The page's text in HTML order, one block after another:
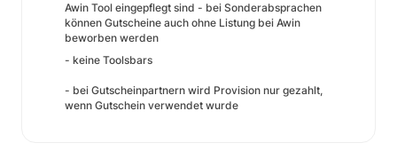
Awin Tool eingepflegt sind - bei Sonderabsprachen
können Gutscheine auch ohne Listung bei Awin
beworben werden
- keine Toolsbars
- bei Gutscheinpartnern wird Provision nur gezahlt,
wenn Gutschein verwendet wurde